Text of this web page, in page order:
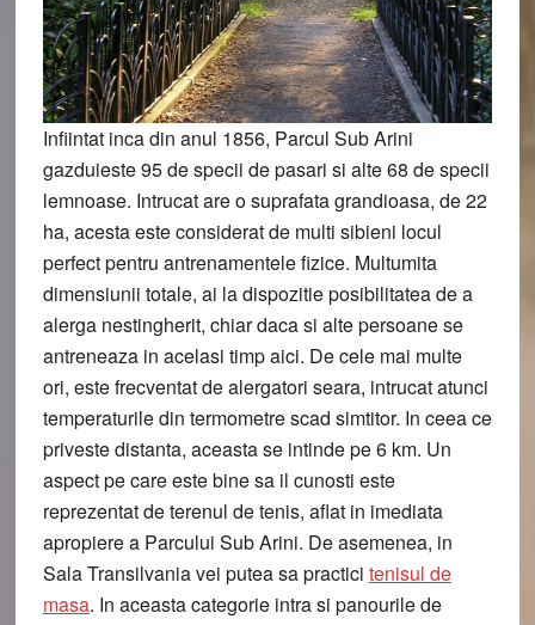
Infiintat inca din anul 1856, Parcul Sub Arini
gazduieste 95 de specii de pasari si alte 68 de specii
lemnoase. Intrucat are o suprafata grandioasa, de 22
ha, acesta este considerat de multi sibieni locul
perfect pentru antrenamentele fizice. Multumita
dimensiunii totale, ai la dispozitie posibilitatea de a
alerga nestingherit, chiar daca si alte persoane se
antreneaza in acelasi timp aici. De cele mai multe
ori, este frecventat de alergatori seara, intrucat atunci
temperaturile din termometre scad simtitor. In ceea ce
priveste distanta, aceasta se intinde pe 6 km. Un
aspect pe care este bine sa il cunosti este
reprezentat de terenul de tenis, aflat in imediata
apropiere a Parcului Sub Arini. De asemenea, in
Sala Transilvania vei putea sa practici tenisul de
masa. In aceasta categorie intra si panourile de